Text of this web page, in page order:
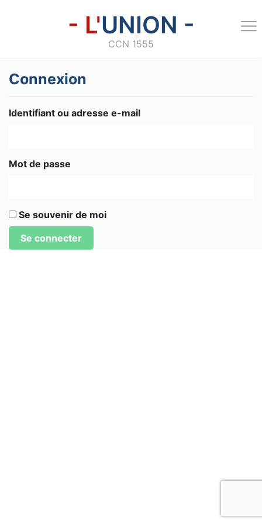
- L'UNION -
CCN 1555
Connexion
Identifiant ou adresse e-mail
Mot de passe
Se souvenir de moi